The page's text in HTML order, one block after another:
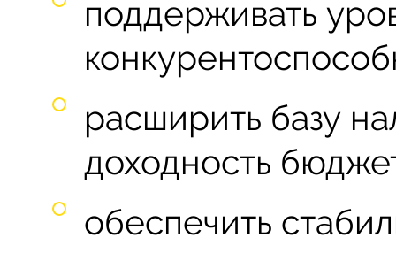
поддерживать
расширить базу
доходность
обеспечить